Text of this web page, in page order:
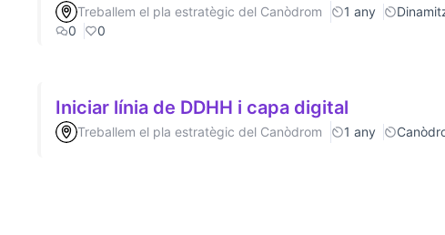
Treballem el pla estratègic del Canòdrom 1 any
0
0
Iniciar línia de DDHH i capa digital
Treballem el pla estratègic del Canòdrom 1 any